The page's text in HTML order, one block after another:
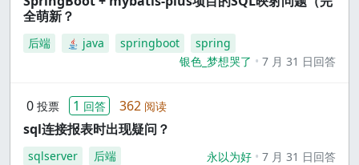
全萌新？
后端 java springboot
spring
银色_梦想哭了
7 月 31 日回答
0 投票 1 回答 362 阅读
sql连接报表时出现疑问？
sqlserver 后端 永以为好 7 月 31 日回答